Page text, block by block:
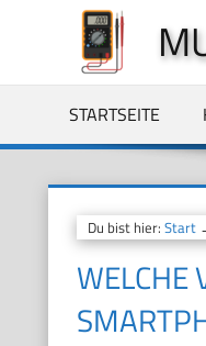
springen
STARTSEITE
Du bist hier: Start
WELCHE